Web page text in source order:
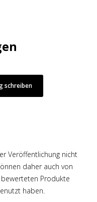
schreiben
Veröffentlichung nicht
daher auch von
Produkte
haben.